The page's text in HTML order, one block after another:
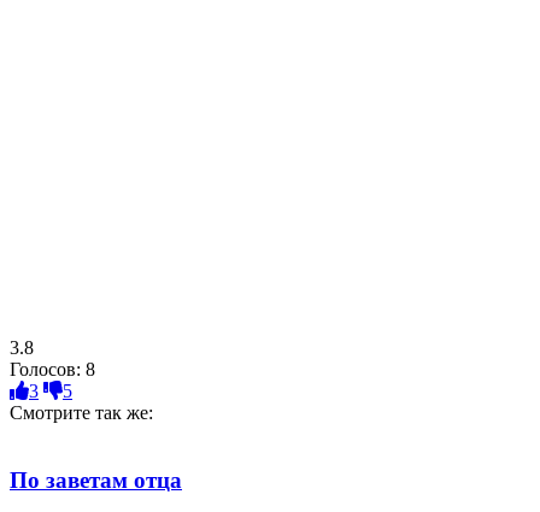
3.8
Голосов: 8
3
5
Смотрите так же:
По заветам отца